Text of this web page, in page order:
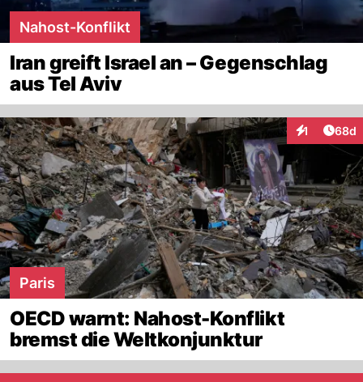
Nahost-Konflikt
Iran greift Israel an – Gegenschlag
aus Tel Aviv
1
Interaktionen
68d
Paris
OECD warnt: Nahost-Konflikt
bremst die Weltkonjunktur